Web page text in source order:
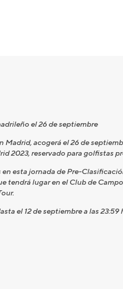
el 26 de septiembre
Madrid, acogerá el 26 de
2023, reservado para golfistas
esta jornada de Pre-
tendrá lugar en el Club de
el 12 de septiembre a las 23:59